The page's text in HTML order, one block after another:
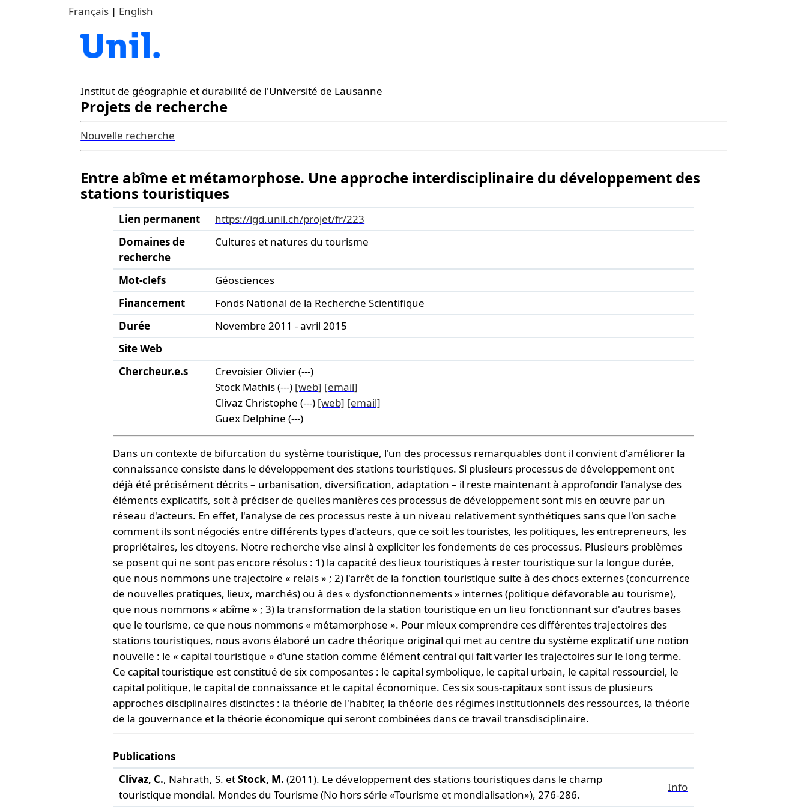
Français | English
Institut de géographie et durabilité de l'Université de Lausanne
Projets de recherche
Nouvelle recherche
Entre abîme et métamorphose. Une approche interdisciplinaire du développement des
stations touristiques
Lien permanent
https://igd.unil.ch/projet/fr/223
Domaines de
recherche
Cultures et natures du tourisme
Mot-clefs
Géosciences
Financement
Fonds National de la Recherche Scientifique
Durée
Novembre 2011 - avril 2015
Site Web
Chercheur.e.s
Crevoisier Olivier (---)
Stock Mathis (---) [web] [email]
Clivaz Christophe (---) [web] [email]
Guex Delphine (---)
Dans un contexte de bifurcation du système touristique, l'un des processus remarquables dont il convient d'améliorer la
connaissance consiste dans le développement des stations touristiques. Si plusieurs processus de développement ont
déjà été précisément décrits – urbanisation, diversification, adaptation – il reste maintenant à approfondir l'analyse des
éléments explicatifs, soit à préciser de quelles manières ces processus de développement sont mis en œuvre par un
réseau d'acteurs. En effet, l'analyse de ces processus reste à un niveau relativement synthétiques sans que l'on sache
comment ils sont négociés entre différents types d'acteurs, que ce soit les touristes, les politiques, les entrepreneurs, les
propriétaires, les citoyens. Notre recherche vise ainsi à expliciter les fondements de ces processus. Plusieurs problèmes
se posent qui ne sont pas encore résolus : 1) la capacité des lieux touristiques à rester touristique sur la longue durée,
que nous nommons une trajectoire « relais » ; 2) l'arrêt de la fonction touristique suite à des chocs externes (concurrence
de nouvelles pratiques, lieux, marchés) ou à des « dysfonctionnements » internes (politique défavorable au tourisme),
que nous nommons « abîme » ; 3) la transformation de la station touristique en un lieu fonctionnant sur d'autres bases
que le tourisme, ce que nous nommons « métamorphose ». Pour mieux comprendre ces différentes trajectoires des
stations touristiques, nous avons élaboré un cadre théorique original qui met au centre du système explicatif une notion
nouvelle : le « capital touristique » d'une station comme élément central qui fait varier les trajectoires sur le long terme.
Ce capital touristique est constitué de six composantes : le capital symbolique, le capital urbain, le capital ressourciel, le
capital politique, le capital de connaissance et le capital économique. Ces six sous-capitaux sont issus de plusieurs
approches disciplinaires distinctes : la théorie de l'habiter, la théorie des régimes institutionnels des ressources, la théorie
de la gouvernance et la théorie économique qui seront combinées dans ce travail transdisciplinaire.
Publications
Clivaz, C., Nahrath, S. etStock, M. (2011). Le développement des stations touristiques dans le champ
touristique mondial. Mondes du Tourisme (No hors série «Tourisme et mondialisation»), 276-286.
Info